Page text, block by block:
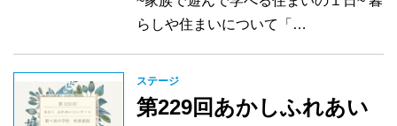
らしや住まいについて「…
ステージ
第229回あかしふれあい